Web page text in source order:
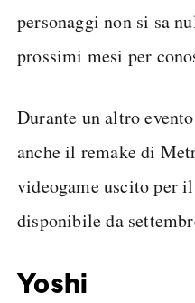
personaggi non si sa
prossimi mesi per
Durante un altro
anche il remake di
videogame uscito per
disponibile da
Yoshi